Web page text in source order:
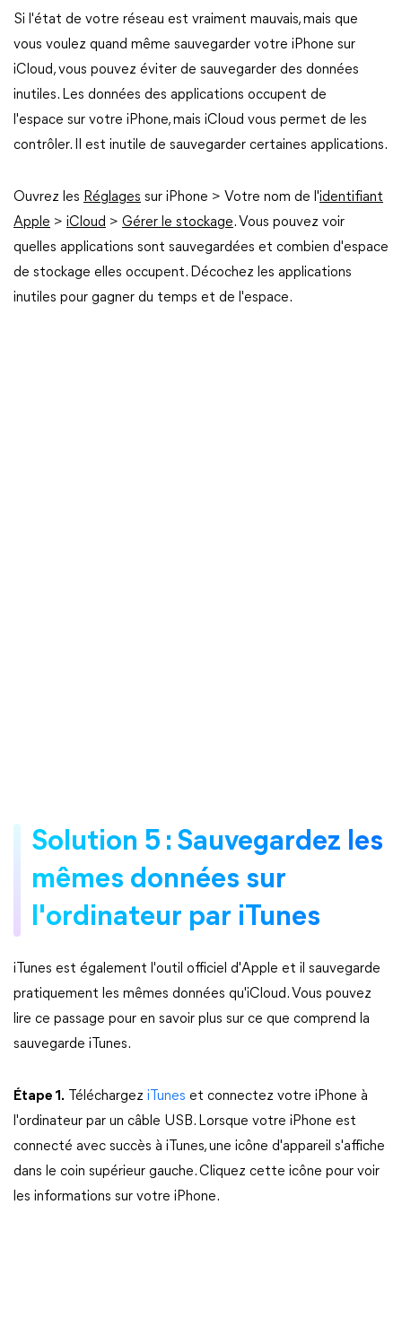
Si l'état de votre réseau est vraiment mauvais, mais que
vous voulez quand même sauvegarder votre iPhone sur
iCloud, vous pouvez éviter de sauvegarder des données
inutiles. Les données des applications occupent de
l'espace sur votre iPhone, mais iCloud vous permet de les
contrôler. Il est inutile de sauvegarder certaines applications.
Ouvrez les Réglages sur iPhone > Votre nom de l'identifiant
Apple > iCloud > Gérer le stockage. Vous pouvez voir
quelles applications sont sauvegardées et combien d'espace
de stockage elles occupent. Décochez les applications
inutiles pour gagner du temps et de l'espace.
Solution 5 : Sauvegardez les
mêmes données sur
l'ordinateur par iTunes
iTunes est également l'outil officiel d'Apple et il sauvegarde
pratiquement les mêmes données qu'iCloud. Vous pouvez
lire ce passage pour en savoir plus sur ce que comprend la
sauvegarde iTunes.
Étape 1. Téléchargez iTunes et connectez votre iPhone à
l'ordinateur par un câble USB. Lorsque votre iPhone est
connecté avec succès à iTunes, une icône d'appareil s'affiche
dans le coin supérieur gauche. Cliquez cette icône pour voir
les informations sur votre iPhone.